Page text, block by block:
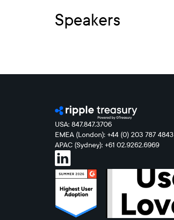
Speakers
USA: 847.847.3706
EMEA (London): +44 (0) 203 787 4843
APAC (Sydney): +61 02.9262.6969